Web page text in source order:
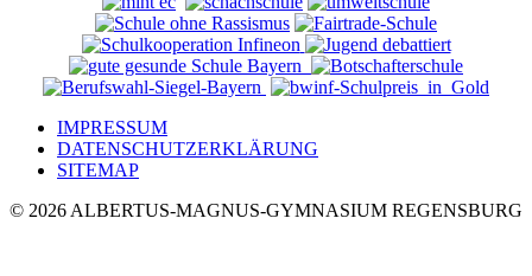
IMPRESSUM
DATENSCHUTZERKLÄRUNG
SITEMAP
© 2026 ALBERTUS-MAGNUS-GYMNASIUM REGENSBURG